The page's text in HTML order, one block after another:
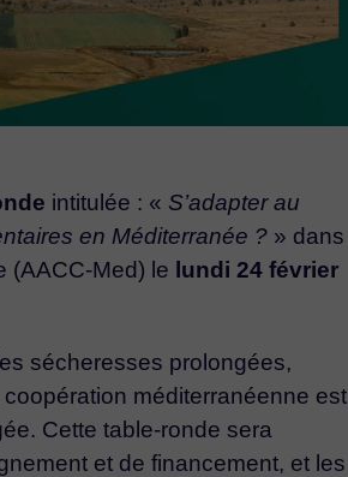
intitulée : « S’adapter au
en Méditerranée ? » dans
(AACC-Med) le lundi 24 février
sécheresses prolongées,
méditerranéenne est
Cette table-ronde sera
et de financement, et les